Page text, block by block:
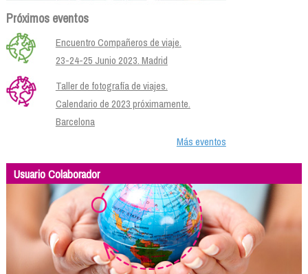
Próximos eventos
Encuentro Compañeros de viaje.
23-24-25 Junio 2023. Madrid
Taller de fotografía de viajes.
Calendario de 2023 próximamente.
Barcelona
Más eventos
Usuario Colaborador